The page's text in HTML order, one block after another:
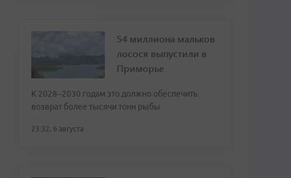
54 миллиона мальков
лосося выпустили в
Приморье
К 2028–2030 годам это должно обеспечить
возврат более тысячи тонн рыбы
23:32, 6 августа